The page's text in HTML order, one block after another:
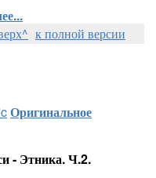
к полной версии
Оригинальное
- Этника. Ч.2.